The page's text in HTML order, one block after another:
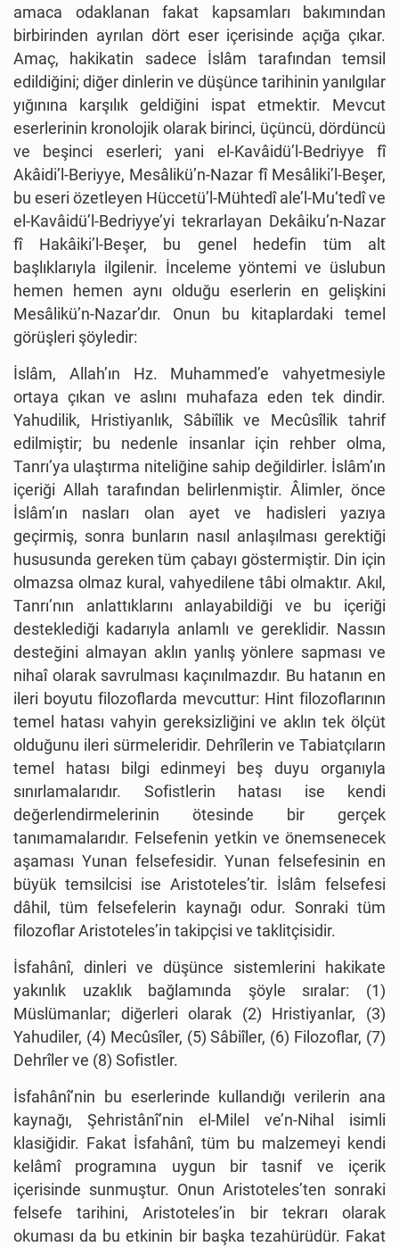
amaca odaklanan fakat kapsamları bakımından
birbirinden ayrılan dört eser içerisinde açığa çıkar.
Amaç, hakikatin sadece İslâm tarafından temsil
edildiğini; diğer dinlerin ve düşünce tarihinin yanılgılar
yığınına karşılık geldiğini ispat etmektir. Mevcut
eserlerinin kronolojik olarak birinci, üçüncü, dördüncü
ve beşinci eserleri; yani el-Kavâidü’l-Bedriyye fî
Akâidi’l-Beriyye, Mesâlikü’n-Nazar fî Mesâliki’l-Beşer,
bu eseri özetleyen Hüccetü’l-Mühtedî ale’l-Mu‘tedî ve
el-Kavâidü’l-Bedriyye’yi tekrarlayan Dekâiku’n-Nazar
fî Hakâiki’l-Beşer, bu genel hedefin tüm alt
başlıklarıyla ilgilenir. İnceleme yöntemi ve üslubun
hemen hemen aynı olduğu eserlerin en gelişkini
Mesâlikü’n-Nazar’dır. Onun bu kitaplardaki temel
görüşleri şöyledir:
İslâm, Allah’ın Hz. Muhammed’e vahyetmesiyle
ortaya çıkan ve aslını muhafaza eden tek dindir.
Yahudilik, Hristiyanlık, Sâbiîlik ve Mecûsîlik tahrif
edilmiştir; bu nedenle insanlar için rehber olma,
Tanrı’ya ulaştırma niteliğine sahip değildirler. İslâm’ın
içeriği Allah tarafından belirlenmiştir. Âlimler, önce
İslâm’ın nasları olan ayet ve hadisleri yazıya
geçirmiş, sonra bunların nasıl anlaşılması gerektiği
hususunda gereken tüm çabayı göstermiştir. Din için
olmazsa olmaz kural, vahyedilene tâbi olmaktır. Akıl,
Tanrı’nın anlattıklarını anlayabildiği ve bu içeriği
desteklediği kadarıyla anlamlı ve gereklidir. Nassın
desteğini almayan aklın yanlış yönlere sapması ve
nihaî olarak savrulması kaçınılmazdır. Bu hatanın en
ileri boyutu filozoflarda mevcuttur: Hint filozoflarının
temel hatası vahyin gereksizliğini ve aklın tek ölçüt
olduğunu ileri sürmeleridir. Dehrîlerin ve Tabiatçıların
temel hatası bilgi edinmeyi beş duyu organıyla
sınırlamalarıdır. Sofistlerin hatası ise kendi
değerlendirmelerinin ötesinde bir gerçek
tanımamalarıdır. Felsefenin yetkin ve önemsenecek
aşaması Yunan felsefesidir. Yunan felsefesinin en
büyük temsilcisi ise Aristoteles’tir. İslâm felsefesi
dâhil, tüm felsefelerin kaynağı odur. Sonraki tüm
filozoflar Aristoteles’in takipçisi ve taklitçisidir.
İsfahânî, dinleri ve düşünce sistemlerini hakikate
yakınlık uzaklık bağlamında şöyle sıralar: (1)
Müslümanlar; diğerleri olarak (2) Hristiyanlar, (3)
Yahudiler, (4) Mecûsîler, (5) Sâbiîler, (6) Filozoflar, (7)
Dehrîler ve (8) Sofistler.
İsfahânî’nin bu eserlerinde kullandığı verilerin ana
kaynağı, Şehristânî’nin el-Milel ve’n-Nihal isimli
klasiğidir. Fakat İsfahânî, tüm bu malzemeyi kendi
kelâmî programına uygun bir tasnif ve içerik
içerisinde sunmuştur. Onun Aristoteles’ten sonraki
felsefe tarihini, Aristoteles’in bir tekrarı olarak
okuması da bu etkinin bir başka tezahürüdür. Fakat